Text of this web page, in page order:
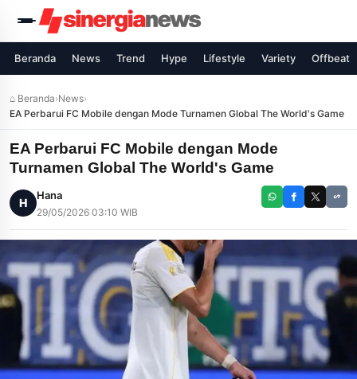
Beranda News Trend Hype Lifestyle Variety Offbeat
⌂ Beranda›News›
EA Perbarui FC Mobile dengan Mode Turnamen Global The World's Game
EA Perbarui FC Mobile dengan Mode
Turnamen Global The World's Game
H
Hana
29/05/2026 03:10 WIB